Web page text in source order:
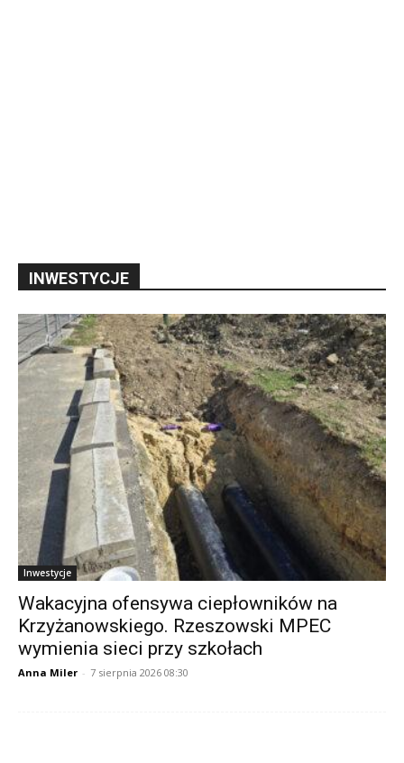
INWESTYCJE
Inwestycje
Wakacyjna ofensywa ciepłowników na
Krzyżanowskiego. Rzeszowski MPEC
wymienia sieci przy szkołach
Anna Miler - 7 sierpnia 2026 08:30